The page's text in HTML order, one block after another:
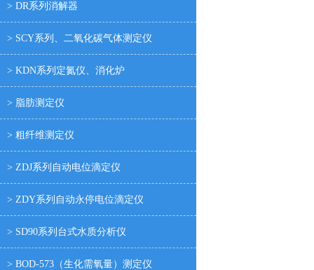
> DR系列消解器
> SCY系列、二氧化碳气体测定仪
> KDN系列定氮仪、消化炉
> 脂肪测定仪
> 粗纤维测定仪
> ZDJ系列自动电位滴定仪
> ZDY系列自动永停电位滴定仪
> SD90系列台式水质分析仪
> BOD-573（生化需氧量）测定仪